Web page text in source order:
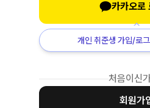
카카오로
개인 취준생 가입/로
처음이신
회원가